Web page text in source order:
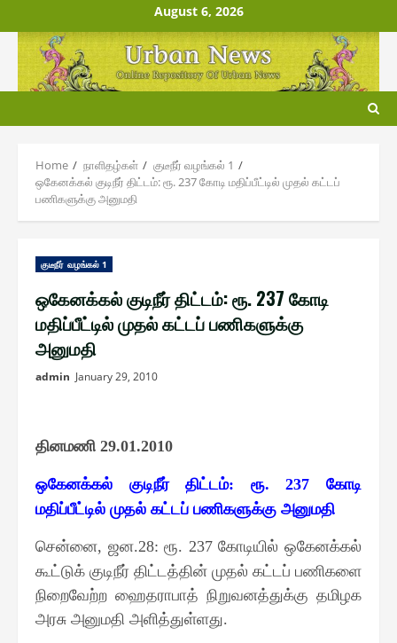
to
content
August 6, 2026
Home நாளிதழ்௧ள்
குடீநீர் வழங்௧ல் 1
ஒகேனக்கல் குடிநீர் திட்டம்: ரூ. 237 கோடி மதிப்பீட்டில் முதல் கட்டப்
பணிகளுக்கு அனுமதி
குடீநீர் வழங்௧ல் 1
ஒகேனக்கல் குடிநீர் திட்டம்: ரூ. 237 கோடி
மதிப்பீட்டில் முதல் கட்டப் பணிகளுக்கு
அனுமதி
admin January 29, 2010
தினமணி 29.01.2010
ஒகேனக்கல் குடிநீர் திட்டம்: ரூ. 237கோடி
மதிப்பீட்டில் முதல் கட்டப் பணிகளுக்கு அனுமதி
சென்னை, ஜன.28:ரூ. 237கோடியில் ஒகேனக்கல்
கூட்டுக் குடிநீர் திட்டத்தின் முதல் கட்டப் பணிகளை
நிறைவேற்ற ஹைதராபாத் நிறுவனத்துக்கு தமிழக
அரசு அனுமதி அளித்துள்ளது.